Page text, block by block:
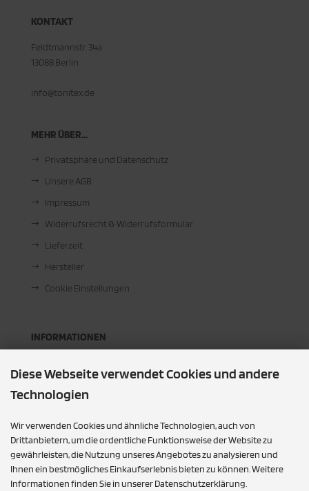
KONTAKT
Feldtmannstr. 34a
13088 Berlin
info@tonitex.de
MEHR ÜBER...
Privatsphäre und Datenschutz
Unsere AGB
Impressum
Widerrufsrecht & Widerrufsformular
Lieferzeit
Hersteller
Cookie Einstellungen
INFORMATIONEN
Sitemap
Für Sie vor Ort
Leder Toni
Diese Webseite verwendet Cookies und andere
Technologien
Wir verwenden Cookies und ähnliche Technologien, auch von
Drittanbietern, um die ordentliche Funktionsweise der Website zu
gewährleisten, die Nutzung unseres Angebotes zu analysieren und
Ihnen ein bestmögliches Einkaufserlebnis bieten zu können. Weitere
Informationen finden Sie in unserer Datenschutzerklärung.